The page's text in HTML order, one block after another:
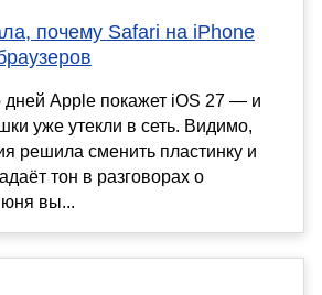
почему Safari на iPhone
дней Apple покажет iOS 27 — и
уже утекли в сеть. Видимо,
решила сменить пластинку и
тон в разговорах о
вы...